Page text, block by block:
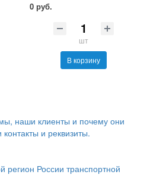
0 руб.
шт
В корзину
наши клиенты и почему они
и реквизиты.
регион России транспортной